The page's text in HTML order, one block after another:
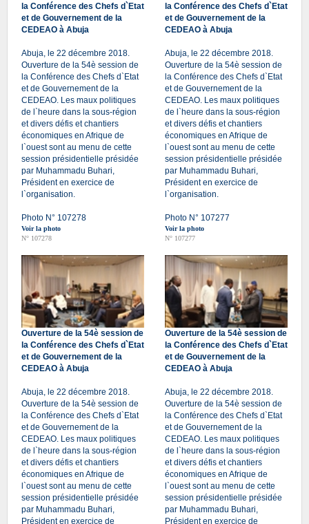
la Conférence des Chefs d`Etat
et de Gouvernement de la
CEDEAO à Abuja
Abuja, le 22 décembre 2018.
Ouverture de la 54è session de
la Conférence des Chefs d`Etat
et de Gouvernement de la
CEDEAO. Les maux politiques
de l`heure dans la sous-région
et divers défis et chantiers
économiques en Afrique de
l`ouest sont au menu de cette
session présidentielle présidée
par Muhammadu Buhari,
Président en exercice de
l`organisation.
Photo N° 107278
Voir la photo
N° 107278
la Conférence des Chefs d`Etat
et de Gouvernement de la
CEDEAO à Abuja
Abuja, le 22 décembre 2018.
Ouverture de la 54è session de
la Conférence des Chefs d`Etat
et de Gouvernement de la
CEDEAO. Les maux politiques
de l`heure dans la sous-région
et divers défis et chantiers
économiques en Afrique de
l`ouest sont au menu de cette
session présidentielle présidée
par Muhammadu Buhari,
Président en exercice de
l`organisation.
Photo N° 107277
Voir la photo
N° 107277
Ouverture de la 54è session de
la Conférence des Chefs d`Etat
et de Gouvernement de la
CEDEAO à Abuja
Abuja, le 22 décembre 2018.
Ouverture de la 54è session de
la Conférence des Chefs d`Etat
et de Gouvernement de la
CEDEAO. Les maux politiques
de l`heure dans la sous-région
et divers défis et chantiers
économiques en Afrique de
l`ouest sont au menu de cette
session présidentielle présidée
par Muhammadu Buhari,
Président en exercice de
Ouverture de la 54è session de
la Conférence des Chefs d`Etat
et de Gouvernement de la
CEDEAO à Abuja
Abuja, le 22 décembre 2018.
Ouverture de la 54è session de
la Conférence des Chefs d`Etat
et de Gouvernement de la
CEDEAO. Les maux politiques
de l`heure dans la sous-région
et divers défis et chantiers
économiques en Afrique de
l`ouest sont au menu de cette
session présidentielle présidée
par Muhammadu Buhari,
Président en exercice de